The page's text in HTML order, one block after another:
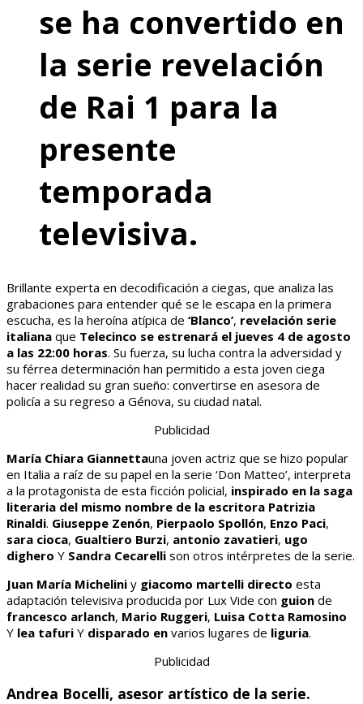
se ha convertido en
la serie revelación
de Rai 1 para la
presente
temporada
televisiva.
Brillante experta en decodificación a ciegas, que analiza las
grabaciones para entender qué se le escapa en la primera
escucha, es la heroína atípica de ‘Blanco’, revelación serie
italiana que Telecinco se estrenará el jueves 4 de agosto
a las 22:00 horas. Su fuerza, su lucha contra la adversidad y
su férrea determinación han permitido a esta joven ciega
hacer realidad su gran sueño: convertirse en asesora de
policía a su regreso a Génova, su ciudad natal.
Publicidad
María Chiara Giannettauna joven actriz que se hizo popular
en Italia a raíz de su papel en la serie ‘Don Matteo’, interpreta
a la protagonista de esta ficción policial, inspirado en la saga
literaria del mismo nombre de la escritora Patrizia
Rinaldi. Giuseppe Zenón, Pierpaolo Spollón, Enzo Paci,
sara cioca, Gualtiero Burzi, antonio zavatieri, ugo
dighero Y Sandra Cecarelli son otros intérpretes de la serie.
Juan María Michelini y giacomo martelli directo esta
adaptación televisiva producida por Lux Vide con guion de
francesco arlanch, Mario Ruggeri, Luisa Cotta Ramosino
Y lea tafuri Y disparado en varios lugares de liguria.
Publicidad
Andrea Bocelli, asesor artístico de la serie.